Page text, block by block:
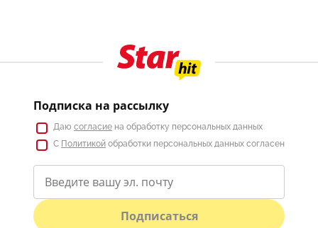
Подписка на рассылку
Даю согласие на обработку персональных данных
С Политикой обработки персональных данных согласен
Подписаться